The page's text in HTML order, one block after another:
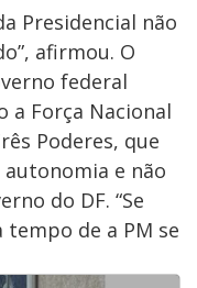
Presidencial não
afirmou. O
federal
a Força Nacional
Poderes, que
e não
do DF. “Se
de a PM se